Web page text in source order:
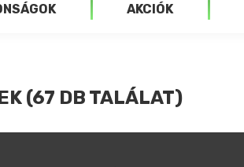
AKCIÓK
(67 DB TALÁLAT)